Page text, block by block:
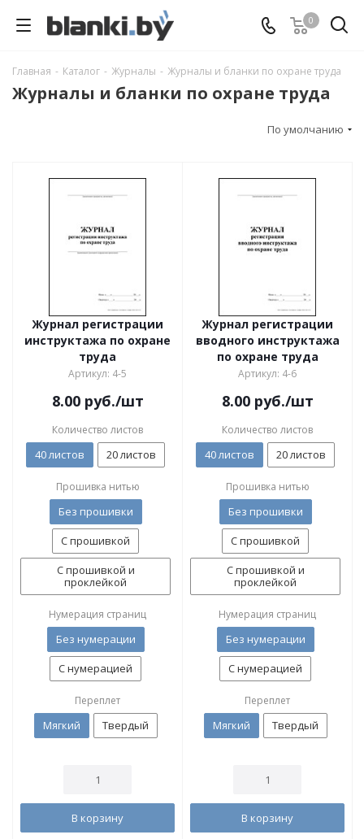
0
Главная - Каталог - Журналы - Журналы и бланки по охране труда
Журналы и бланки по охране труда
По умолчанию
Журнал регистрации
инструктажа по охране
труда
Артикул: 4-5
8.00руб./шт
Количество листов
40 листов 20 листов
Прошивка нитью
Без прошивки
С прошивкой
С прошивкой и
проклейкой
Нумерация страниц
Без нумерации
С нумерацией
Переплет
Мягкий Твердый
В корзину
Журнал регистрации
вводного инструктажа
по охране труда
Артикул: 4-6
8.00руб./шт
Количество листов
40 листов 20 листов
Прошивка нитью
Без прошивки
С прошивкой
С прошивкой и
проклейкой
Нумерация страниц
Без нумерации
С нумерацией
Переплет
Мягкий Твердый
В корзину